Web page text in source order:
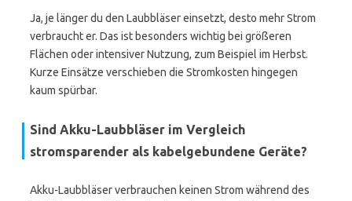
Ja, je länger du den Laubbläser einsetzt, desto mehr Strom
verbraucht er. Das ist besonders wichtig bei größeren
Flächen oder intensiver Nutzung, zum Beispiel im Herbst.
Kurze Einsätze verschieben die Stromkosten hingegen
kaum spürbar.
Sind Akku-Laubbläser im Vergleich
stromsparender als kabelgebundene Geräte?
Akku-Laubbläser verbrauchen keinen Strom während des